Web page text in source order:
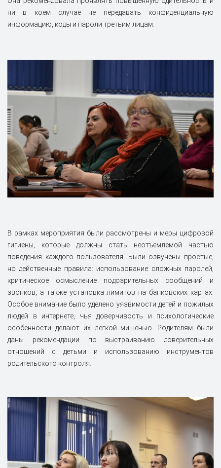
ни в коем случае не передавать конфиденциальную
информацию, коды и пароли третьим лицам.
В рамках мероприятия были рассмотрены и меры цифровой
гигиены, которые должны стать неотъемлемой частью
поведения каждого пользователя. Были озвучены простые,
но действенные правила: использование сложных паролей,
критическое осмысление подозрительных сообщений и
звонков, а также установка лимитов на банковских картах.
Особое внимание было уделено уязвимости детей и пожилых
людей в интернете, чья доверчивость и психологические
особенности делают их легкой мишенью. Родителям были
даны рекомендации по выстраиванию доверительных
отношений с детьми и использованию инструментов
родительского контроля.